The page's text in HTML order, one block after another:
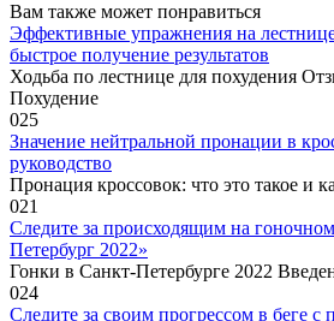
Вам также может понравиться
Эффективные упражнения на
быстрое получение результатов
Ходьба по лестнице для похудения
Похудение
025
Значение нейтральной пронации в
руководство
Пронация кроссовок: что это такое и
021
Следите за происходящим на
Петербург 2022»
Гонки в Санкт-Петербурге 2022
024
Следите за своим прогрессом в беге с